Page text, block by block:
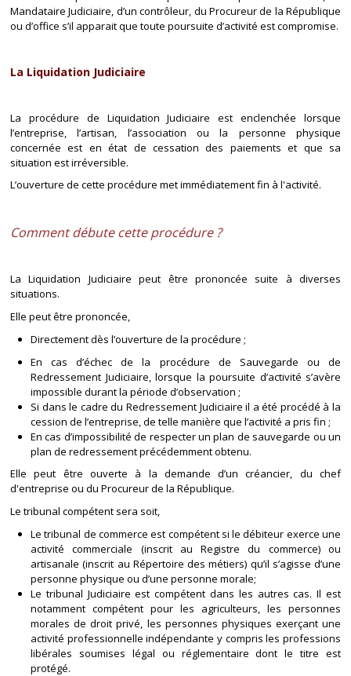
Mandataire Judiciaire, d’un contrôleur, du Procureur de la République
ou d’office s’il apparait que toute poursuite d’activité est compromise.
La Liquidation Judiciaire
La procédure de Liquidation Judiciaire est enclenchée lorsque
l’entreprise, l’artisan, l’association ou la personne physique
concernée est en état de cessation des paiements et que sa
situation est irréversible.
L’ouverture de cette procédure met immédiatement fin à l'activité.
Comment débute cette procédure ?
La Liquidation Judiciaire peut être prononcée suite à diverses
situations.
Elle peut être prononcée,
Directement dès l’ouverture de la procédure ;
En cas d’échec de la procédure de Sauvegarde ou de
Redressement Judiciaire, lorsque la poursuite d’activité s’avère
impossible durant la période d’observation ;
Si dans le cadre du Redressement Judiciaire il a été procédé à la
cession de l’entreprise, de telle manière que l’activité a pris fin ;
En cas d’impossibilité de respecter un plan de sauvegarde ou un
plan de redressement précédemment obtenu.
Elle peut être ouverte à la demande d’un créancier, du chef
d'entreprise ou du Procureur de la République.
Le tribunal compétent sera soit,
Le tribunal de commerce est compétent si le débiteur exerce une
activité commerciale (inscrit au Registre du commerce) ou
artisanale (inscrit au Répertoire des métiers) qu’il s’agisse d’une
personne physique ou d’une personne morale;
Le tribunal Judiciaire est compétent dans les autres cas. Il est
notamment compétent pour les agriculteurs, les personnes
morales de droit privé, les personnes physiques exerçant une
activité professionnelle indépendante y compris les professions
libérales soumises légal ou réglementaire dont le titre est
protégé.